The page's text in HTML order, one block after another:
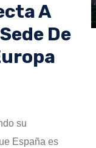
A
De
su
España es